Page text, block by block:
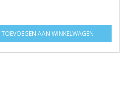
TOEVOEGEN AAN WINKELWAGEN